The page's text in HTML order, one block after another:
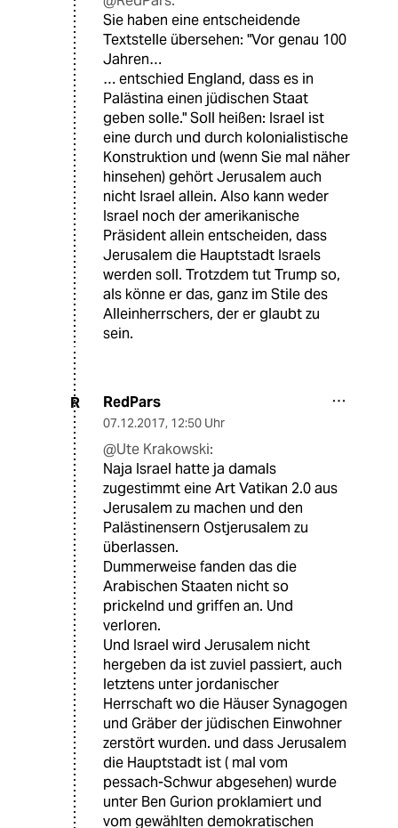
Sie haben eine entscheidende
Textstelle übersehen: "Vor genau 100
Jahren…
… entschied England, dass es in
Palästina einen jüdischen Staat
geben solle." Soll heißen: Israel ist
eine durch und durch kolonialistische
Konstruktion und (wenn Sie mal näher
hinsehen) gehört Jerusalem auch
nicht Israel allein. Also kann weder
Israel noch der amerikanische
Präsident allein entscheiden, dass
Jerusalem die Hauptstadt Israels
werden soll. Trotzdem tut Trump so,
als könne er das, ganz im Stile des
Alleinherrschers, der er glaubt zu
sein.
R RedPars
07.12.2017, 12:50 Uhr
@Ute Krakowski:
Naja Israel hatte ja damals
zugestimmt eine Art Vatikan 2.0 aus
Jerusalem zu machen und den
Palästinensern Ostjerusalem zu
überlassen.
Dummerweise fanden das die
Arabischen Staaten nicht so
prickelnd und griffen an. Und
verloren.
Und Israel wird Jerusalem nicht
hergeben da ist zuviel passiert, auch
letztens unter jordanischer
Herrschaft wo die Häuser Synagogen
und Gräber der jüdischen Einwohner
zerstört wurden. und dass Jerusalem
die Hauptstadt ist ( mal vom
pessach-Schwur abgesehen) wurde
unter Ben Gurion proklamiert und
vom gewählten demokratischen